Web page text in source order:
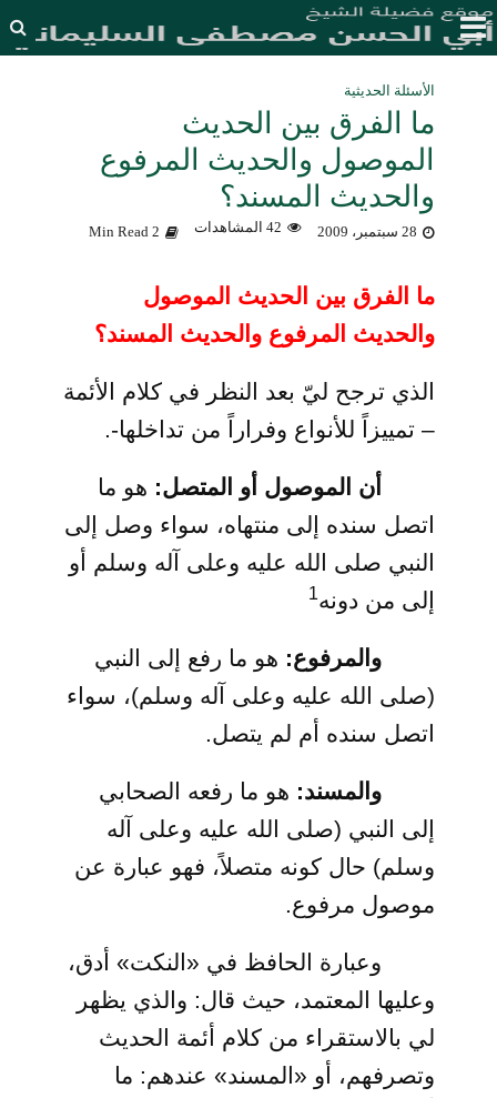
الأسئلة الحديثية
ما الفرق بين الحديث
الموصول والحديث المرفوع
والحديث المسند؟
28 سبتمبر، 2009 42 المشاهدات 2 Min Read
ما الفرق بين الحديث الموصول
والحديث المرفوع والحديث المسند؟
الذي ترجح ليّ بعد النظر في كلام الأئمة
– تمييزاً للأنواع وفراراً من تداخلها-.
أن الموصول أو المتصل: هو ما
اتصل سنده إلى منتهاه، سواء وصل إلى
النبي صلى الله عليه وعلى آله وسلم أو
إلى من دونه1
والمرفوع: هو ما رفع إلى النبي
(صلى الله عليه وعلى آله وسلم)، سواء
اتصل سنده أم لم يتصل.
والمسند: هو ما رفعه الصحابي
إلى النبي (صلى الله عليه وعلى آله
وسلم) حال كونه متصلاً، فهو عبارة عن
موصول مرفوع.
وعبارة الحافظ في «النكت» أدق،
وعليها المعتمد، حيث قال: والذي يظهر
لي بالاستقراء من كلام أئمة الحديث
وتصرفهم، أو «المسند» عندهم: ما